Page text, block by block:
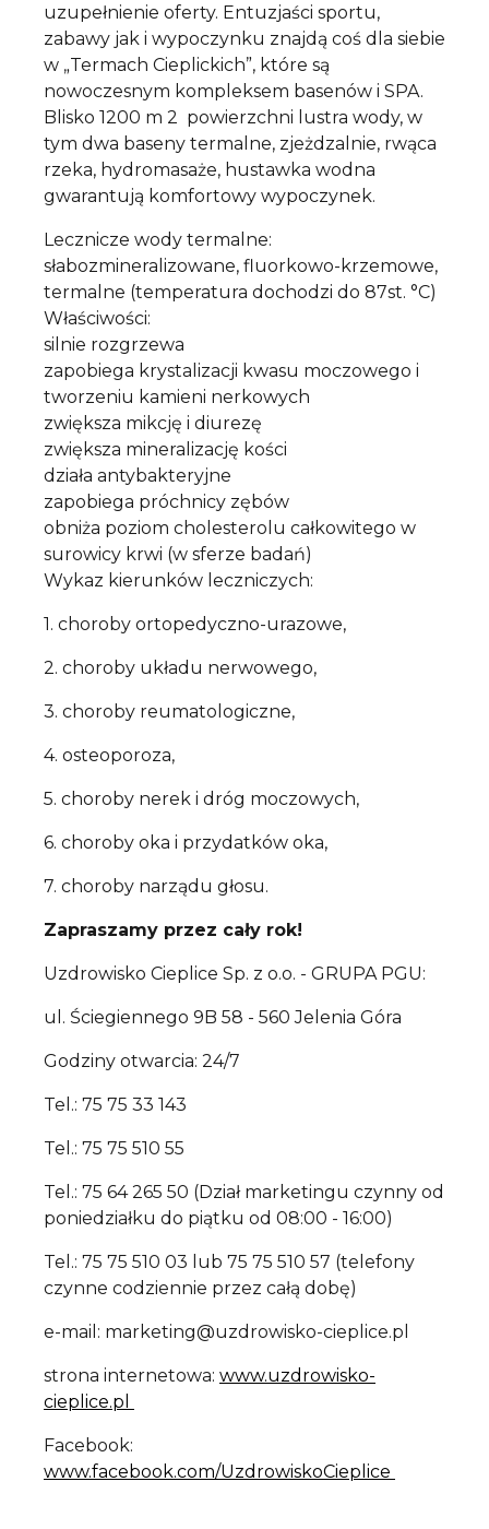
uzupełnienie oferty. Entuzjaści sportu,
zabawy jak i wypoczynku znajdą coś dla siebie
w „Termach Cieplickich”, które są
nowoczesnym kompleksem basenów i SPA.
Blisko 1200 m 2 powierzchni lustra wody, w
tym dwa baseny termalne, zjeżdzalnie, rwąca
rzeka, hydromasaże, hustawka wodna
gwarantują komfortowy wypoczynek.
Lecznicze wody termalne:
słabozmineralizowane, fluorkowo-krzemowe,
termalne (temperatura dochodzi do 87st. °C)
Właściwości:
silnie rozgrzewa
zapobiega krystalizacji kwasu moczowego i
tworzeniu kamieni nerkowych
zwiększa mikcję i diurezę
zwiększa mineralizację kości
działa antybakteryjne
zapobiega próchnicy zębów
obniża poziom cholesterolu całkowitego w
surowicy krwi (w sferze badań)
Wykaz kierunków leczniczych:
1. choroby ortopedyczno-urazowe,
2. choroby układu nerwowego,
3. choroby reumatologiczne,
4. osteoporoza,
5. choroby nerek i dróg moczowych,
6. choroby oka i przydatków oka,
7. choroby narządu głosu.
Zapraszamy przez cały rok!
Uzdrowisko Cieplice Sp. z o.o. - GRUPA PGU:
ul. Ściegiennego 9B 58 - 560 Jelenia Góra
Godziny otwarcia: 24/7
Tel.: 75 75 33 143
Tel.: 75 75 510 55
Tel.: 75 64 265 50 (Dział marketingu czynny od
poniedziałku do piątku od 08:00 - 16:00)
Tel.: 75 75 510 03 lub 75 75 510 57 (telefony
czynne codziennie przez całą dobę)
e-mail: marketing@uzdrowisko-cieplice.pl
strona internetowa: www.uzdrowisko-
cieplice.pl
Facebook:
www.facebook.com/UzdrowiskoCieplice